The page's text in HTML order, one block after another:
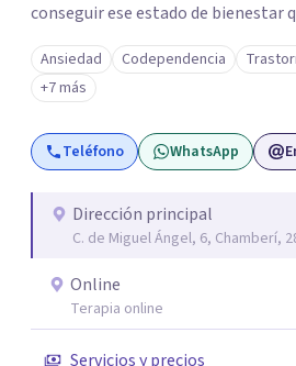
conseguir ese estado de bienestar
manera eficaz y que funcione para ti. Podemos
tanto si buscas terapia individual
acompañándote en tu proceso de
presencial u online.
Ansiedad Codependencia
+7 más
Teléfono WhatsApp
Dirección principal
C. de Miguel Ángel, 6, Chamberí,
Online
Terapia online
Servicios y precios